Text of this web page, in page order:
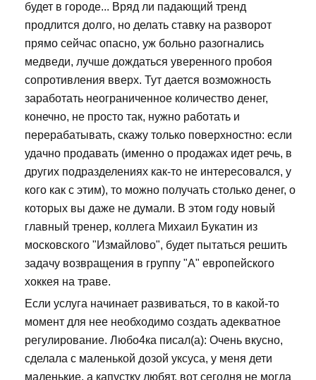
будет в городе... Вряд ли падающий тренд
продлится долго, но делать ставку на разворот
прямо сейчас опасно, уж больно разогнались
медведи, лучше дождаться уверенного пробоя
сопротивления вверх. Тут дается возможность
заработать неограниченное количество денег,
конечно, не просто так, нужно работать и
перерабатывать, скажу только поверхностно: если
удачно продавать (именно о продажах идет речь, в
других подразделениях как-то не интересовался, у
кого как с этим), то можно получать столько денег, о
которых вы даже не думали. В этом году новый
главный тренер, коллега Михаил Букатин из
московского "Измайлово", будет пытаться решить
задачу возвращения в группу "А" европейского
хоккея на траве.
Если услуга начинает развиваться, то в какой-то
момент для нее необходимо создать адекватное
регулирование. Любо4ка писал(а): Очень вкусно,
сделала с маленькой дозой уксуса, у меня дети
маленькие, а капустку любят, вот сегодня не могла